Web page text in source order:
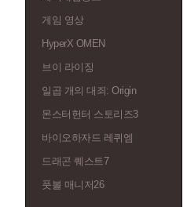
게임 영상
HyperX OMEN
브이 라이징
일곱 개의 대죄: Origin
몬스터헌터 스토리즈3
바이오하자드 레퀴엠
드래곤 퀘스트7
풋볼 매니저26